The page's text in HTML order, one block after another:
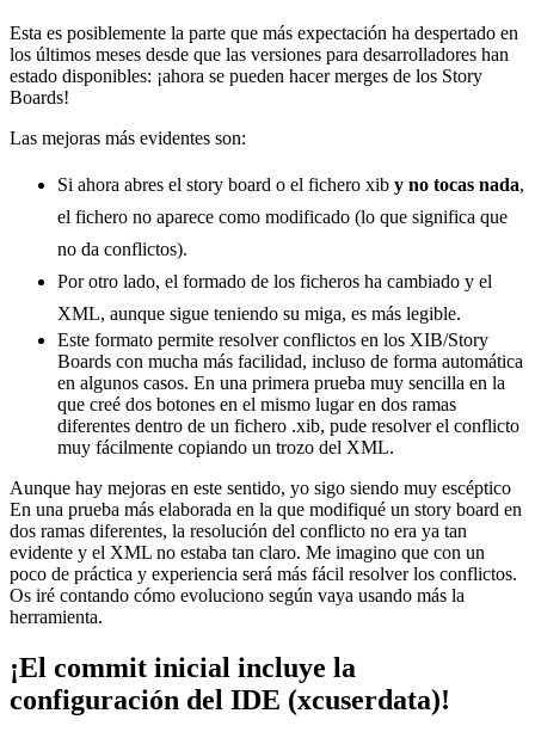
Esta es posiblemente la parte que más expectación ha despertado en
los últimos meses desde que las versiones para desarrolladores han
estado disponibles: ¡ahora se pueden hacer merges de los Story
Boards!
Las mejoras más evidentes son:
Si ahora abres el story board o el fichero xib y no tocas nada,
el fichero no aparece como modificado (lo que significa que
no da conflictos).
Por otro lado, el formado de los ficheros ha cambiado y el
XML, aunque sigue teniendo su miga, es más legible.
Este formato permite resolver conflictos en los XIB/Story
Boards con mucha más facilidad, incluso de forma automática
en algunos casos. En una primera prueba muy sencilla en la
que creé dos botones en el mismo lugar en dos ramas
diferentes dentro de un fichero .xib, pude resolver el conflicto
muy fácilmente copiando un trozo del XML.
Aunque hay mejoras en este sentido, yo sigo siendo muy escéptico
En una prueba más elaborada en la que modifiqué un story board en
dos ramas diferentes, la resolución del conflicto no era ya tan
evidente y el XML no estaba tan claro. Me imagino que con un
poco de práctica y experiencia será más fácil resolver los conflictos.
Os iré contando cómo evoluciono según vaya usando más la
herramienta.
¡El commit inicial incluye la
configuración del IDE (xcuserdata)!